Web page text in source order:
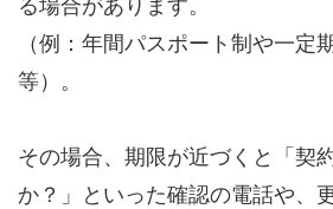
る場合があります。
（例：年間パスポート制や一定
等）。
その場合、期限が近づくと「契
か？」といった確認の電話や、